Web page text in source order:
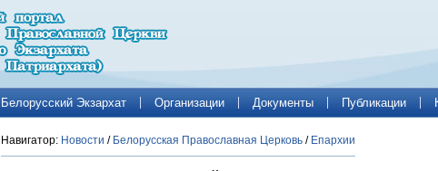
Белорусский Экзархат Организации Документы Публикации
Навигатор: Новости / Белорусская Православная Церковь / Епархии